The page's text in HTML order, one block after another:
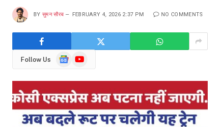
BY सुमन सौरब FEBRUARY 4, 2026 2:37 PM NO COMMENTS
Follow Us
GoogleYouTube